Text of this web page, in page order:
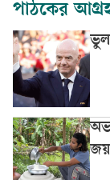
পাঠকের
ভুল